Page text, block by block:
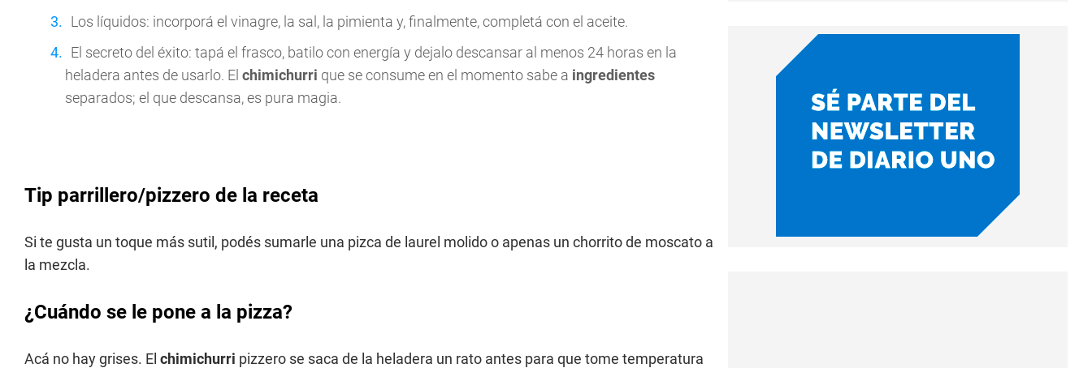
Los líquidos: incorporá el vinagre, la sal, la pimienta y, finalmente, completá con el aceite.
El secreto del éxito: tapá el frasco, batilo con energía y dejalo descansar al menos 24 horas en la
heladera antes de usarlo. El chimichurri que se consume en el momento sabe a ingredientes
separados; el que descansa, es pura magia.
Tip parrillero/pizzero de la receta
Si te gusta un toque más sutil, podés sumarle una pizca de laurel molido o apenas un chorrito de moscato a
la mezcla.
¿Cuándo se le pone a la pizza?
Acá no hay grises. El chimichurri pizzero se saca de la heladera un rato antes para que tome temperatura